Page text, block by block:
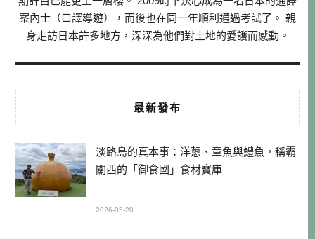
案內士（口譯導遊），而後也在同一年順利通過考試了。 親
身走訪日本許多地方，深深為他們對土地的愛護而感動。
最新發布
淡路島的真本事：洋蔥、章魚與鱧魚，稱霸
關西的「御食國」食材寶庫
2026-05-20